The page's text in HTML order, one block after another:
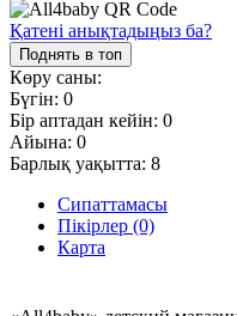
Қатені анықтадыңыз ба?
Поднять в топ
Көру саны:
Бүгін: 0
Бір аптадан кейін: 0
Айына: 0
Барлық уақытта: 8
Сипаттамасы
Пікірлер (0)
Карта